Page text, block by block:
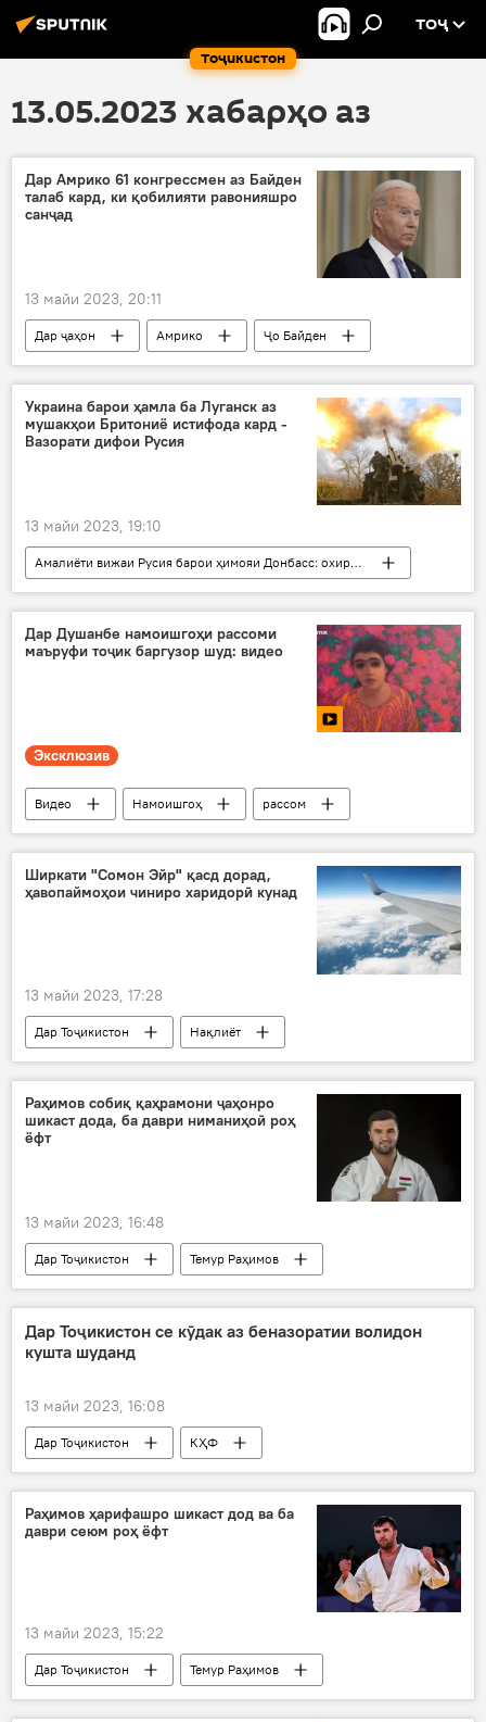
Тоҷикистон
ТОҶ
13.05.2023 хабарҳо аз
Дар Амрико 61 конгрессмен аз Байден
талаб кард, ки қобилияти равонияшро
санҷад
13 майи 2023, 20:11
Дар ҷаҳон Амрико
Ҷо Байден
Иҷтимоъ
Украина барои ҳамла ба Луганск аз
мушакҳои Бритониё истифода кард -
Вазорати дифои Русия
13 майи 2023, 19:10
Амалиёти вижаи Русия барои ҳимояи Донбасс: охирин хабарҳо
Русия
Украина
амалиёти вижа
Амният ва мудофиа
Дар Душанбе намоишгоҳи рассоми
маъруфи тоҷик баргузор шуд: видео
Эксклюзив
Видео Намоишгоҳ
рассом
тоҷик
Ширкати "Сомон Эйр" қасд дорад,
ҳавопаймоҳои чиниро харидорӣ кунад
13 майи 2023, 17:28
Дар Тоҷикистон
Нақлиёт
"Сомон Эйр"
ҳавопаймо
Раҳимов собиқ қаҳрамони ҷаҳонро
шикаст дода, ба даври ниманиҳоӣ роҳ
ёфт
13 майи 2023, 16:48
Дар Тоҷикистон
Темур Раҳимов
Навигариҳои варзиши Тоҷикистон
дзюдо
Дар Тоҷикистон се кӯдак аз беназоратии волидон
кушта шуданд
13 майи 2023, 16:08
Дар Тоҷикистон
КҲФ
Рӯйдод, ҷиноят ва ҳолатҳои фавқулода
ғарқ
Раҳимов ҳарифашро шикаст дод ва ба
даври сеюм роҳ ёфт
13 майи 2023, 15:22
Дар Тоҷикистон
Темур Раҳимов
дзюдо
ҷавонон